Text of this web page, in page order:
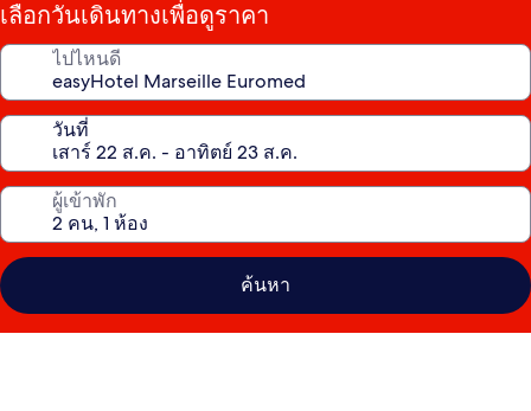
เลือกวันเดินทางเพื่อดูราคา
ไปไหนดี
วันที่
ผู้เข้าพัก
ค้นหา